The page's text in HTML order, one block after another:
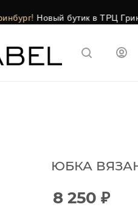
Новый бутик в ТРЦ Гринвич
ЮБКА
8 250 ₽